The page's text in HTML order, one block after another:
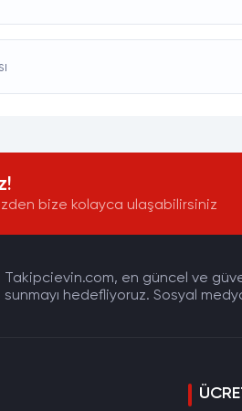
bize kolayca ulaşabilirsiniz
Takipcievin.com, en güncel ve
sunmayı hedefliyoruz. Sosyal